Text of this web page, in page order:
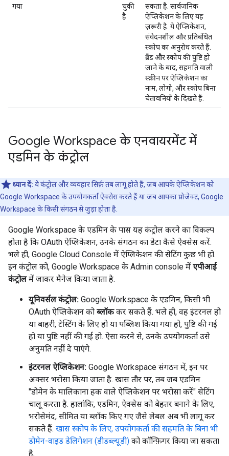
गया
चुकी
है
सकता है. सार्वजनिक
ऐप्लिकेशन के लिए यह
ज़रूरी है. ये ऐप्लिकेशन,
संवेदनशील और प्रतिबंधित
स्कोप का अनुरोध करते हैं.
ब्रैंड और स्कोप की पुष्टि हो
जाने के बाद, सहमति वाली
स्क्रीन पर ऐप्लिकेशन का
नाम, लोगो, और स्कोप बिना
चेतावनियों के दिखते हैं.
Google Workspace के एनवायरमेंट में
एडमिन के कंट्रोल
ध्यान दें: ये कंट्रोल और व्यवहार सिर्फ़ तब लागू होते हैं, जब आपके ऐप्लिकेशन को
Google Workspace के उपयोगकर्ता ऐक्सेस करते हैं या जब आपका प्रोजेक्ट, Google
Workspace के किसी संगठन से जुड़ा होता है.
Google Workspace के एडमिन के पास यह कंट्रोल करने का विकल्प
होता है कि OAuth ऐप्लिकेशन, उनके संगठन का डेटा कैसे ऐक्सेस करें.
भले ही, Google Cloud Console में ऐप्लिकेशन की सेटिंग कुछ भी हो.
इन कंट्रोल को, Google Workspace के Admin console में एपीआई
कंट्रोलमें जाकर मैनेज किया जाता है.
यूनिवर्सल कंट्रोल: Google Workspace के एडमिन, किसी भी
OAuth ऐप्लिकेशन को ब्लॉककर सकते हैं. भले ही, वह इंटरनल हो
या बाहरी, टेस्टिंग के लिए हो या पब्लिश किया गया हो, पुष्टि की गई
हो या पुष्टि नहीं की गई हो. ऐसा करने से, उनके उपयोगकर्ता उसे
अनुमति नहीं दे पाएंगे.
इंटरनल ऐप्लिकेशन: Google Workspace संगठन में, इन पर
अक्सर भरोसा किया जाता है. खास तौर पर, तब जब एडमिन
"डोमेन के मालिकाना हक वाले ऐप्लिकेशन पर भरोसा करें" सेटिंग
चालू करता है. हालांकि, एडमिन, ऐक्सेस को बेहतर बनाने के लिए,
भरोसेमंद, सीमित या ब्लॉक किए गए जैसे लेबल अब भी लागू कर
सकते हैं. खास स्कोप के लिए, उपयोगकर्ता की सहमति के बिना भी
डोमेन-वाइड डेलिगेशन (डीडब्ल्यूडी) को कॉन्फ़िगर किया जा सकता
है.